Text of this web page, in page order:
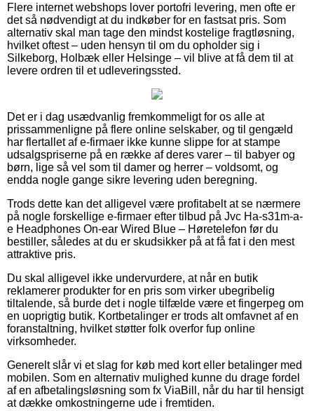
Flere internet webshops lover portofri levering, men ofte er
det så nødvendigt at du indkøber for en fastsat pris. Som
alternativ skal man tage den mindst kostelige fragtløsning,
hvilket oftest – uden hensyn til om du opholder sig i
Silkeborg, Holbæk eller Helsinge – vil blive at få dem til at
levere ordren til et udleveringssted.
Det er i dag usædvanlig fremkommeligt for os alle at
prissammenligne på flere online selskaber, og til gengæld
har flertallet af e-firmaer ikke kunne slippe for at stampe
udsalgspriserne på en række af deres varer – til babyer og
børn, lige så vel som til damer og herrer – voldsomt, og
endda nogle gange sikre levering uden beregning.
Trods dette kan det alligevel være profitabelt at se nærmere
på nogle forskellige e-firmaer efter tilbud på Jvc Ha-s31m-a-
e Headphones On-ear Wired Blue – Høretelefon før du
bestiller, således at du er skudsikker på at få fat i den mest
attraktive pris.
Du skal alligevel ikke undervurdere, at når en butik
reklamerer produkter for en pris som virker ubegribelig
tiltalende, så burde det i nogle tilfælde være et fingerpeg om
en uoprigtig butik. Kortbetalinger er trods alt omfavnet af en
foranstaltning, hvilket støtter folk overfor fup online
virksomheder.
Generelt slår vi et slag for køb med kort eller betalinger med
mobilen. Som en alternativ mulighed kunne du drage fordel
af en afbetalingsløsning som fx ViaBill, når du har til hensigt
at dække omkostningerne ude i fremtiden.